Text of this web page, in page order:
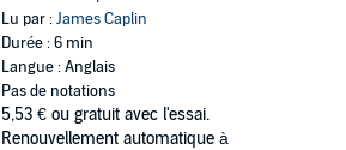
Lu par :James Caplin
Durée : 6 min
Langue : Anglais
Pas de notations
5,53 € ou gratuit avec l'essai.
Renouvellement automatique à